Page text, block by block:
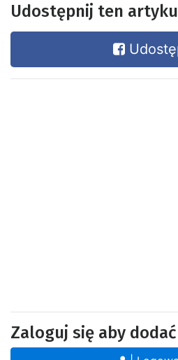
Udostępnij ten
Zaloguj się aby